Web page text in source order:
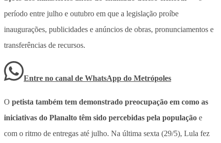
período entre julho e outubro em que a legislação proíbe
inaugurações, publicidades e anúncios de obras, pronunciamentos e
transferências de recursos.
Entre no canal de WhatsApp do Metrópoles
O petista também tem demonstrado preocupação em como as
iniciativas do Planalto têm sido percebidas pela população e
com o ritmo de entregas até julho. Na última sexta (29/5), Lula fez